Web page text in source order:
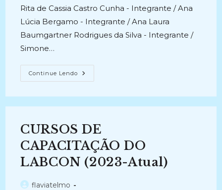
Rita de Cassia Castro Cunha - Integrante / Ana
Lúcia Bergamo - Integrante / Ana Laura
Baumgartner Rodrigues da Silva - Integrante /
Simone…
Continue Lendo CONSERVAÇÃO
E
DE
MONCANÚT
(CATALUNHA-
BRASIL,
1880)
(2022-
2024)
CURSOS DE
CAPACITAÇÃO DO
LABCON (2023-Atual)
Autorflaviatelmo